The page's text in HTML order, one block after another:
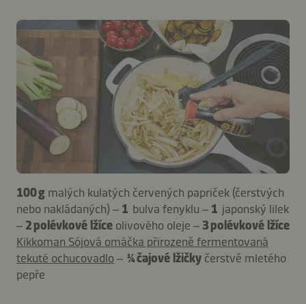
100 g malých kulatých červených papriček (čerstvých
nebo nakládaných) – 1 bulva fenyklu – 1 japonský lilek
– 2 polévkové lžíce olivového oleje – 3 polévkové lžíce
Kikkoman Sójová omáčka přirozeně fermentovaná
tekuté ochucovadlo– ¼ čajové lžičky čerstvě mletého
pepře